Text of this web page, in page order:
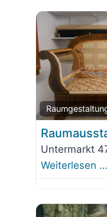
Untermarkt
Weiterlesen …